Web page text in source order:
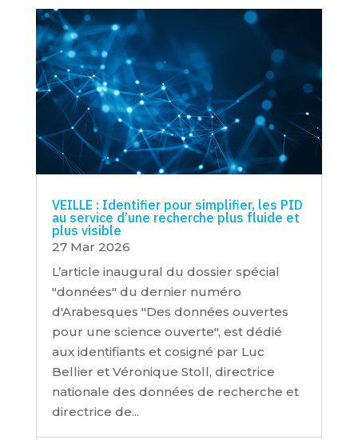
VEILLE : Identifier pour simplifier, les PID
au service d’une recherche plus fluide et
plus visible
27 Mar 2026
L’article inaugural du dossier spécial
"données" du dernier numéro
d'Arabesques "Des données ouvertes
pour une science ouverte", est dédié
aux identifiants et cosigné par Luc
Bellier et Véronique Stoll, ​directrice
nationale des données de recherche et
directrice de...